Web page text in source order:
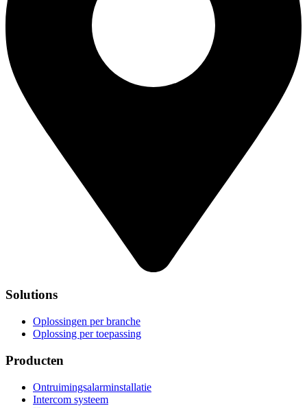
Solutions
Oplossingen per branche
Oplossing per toepassing
Producten
Ontruimingsalarminstallatie
Intercom systeem